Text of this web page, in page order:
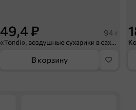
49,4 ₽ 94 г
«Tondi», воздушные сухарики в сахаре с молочным вкусом, 94 г
В корзину